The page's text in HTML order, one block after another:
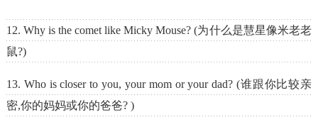
12. Why is the comet like Micky Mouse? (为什么是慧星像米老老
鼠?)
13. Who is closer to you, your mom or your dad? (谁跟你比较亲
密,你的妈妈或你的爸爸? )